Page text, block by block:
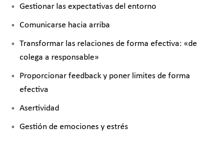
Gestionar las expectativas del entorno
Comunicarse hacia arriba
Transformar las relaciones de forma efectiva: «de
colega a responsable»
Proporcionar feedback y poner limites de forma
efectiva
Asertividad
Gestión de emociones y estrés